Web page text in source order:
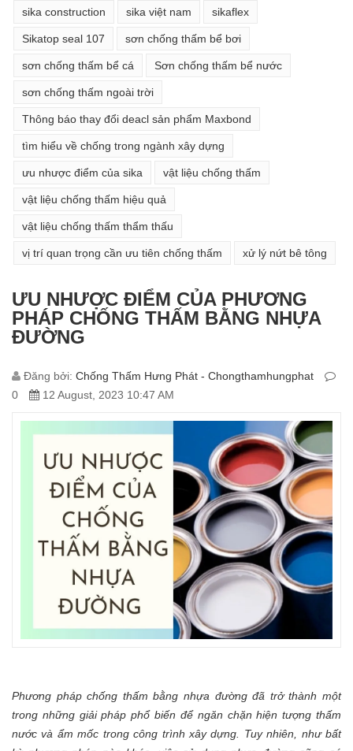
sika construction sika việt nam sikaflex
Sikatop seal 107 sơn chống thấm bể bơi
sơn chống thấm bể cá Sơn chống thấm bể nước
sơn chống thấm ngoài trời
Thông báo thay đổi deacl sản phẩm Maxbond
tìm hiểu về chống trong ngành xây dựng
ưu nhược điểm của sika vật liệu chống thấm
vật liệu chống thấm hiệu quả
vật liệu chống thấm thẩm thấu
vị trí quan trọng cần ưu tiên chống thấm xử lý nứt bê tông
ƯU NHƯỢC ĐIỂM CỦA PHƯƠNG
PHÁP CHỐNG THẤM BẰNG NHỰA
ĐƯỜNG
Đăng bởi: Chống Thấm Hưng Phát - Chongthamhungphat
0
12 August, 2023 10:47 AM
Phương pháp chống thấm bằng nhựa đường đã trở thành một
trong những giải pháp phổ biến để ngăn chặn hiện tượng thấm
nước và ẩm mốc trong công trình xây dựng. Tuy nhiên, như bất